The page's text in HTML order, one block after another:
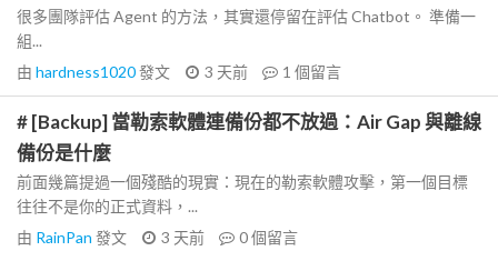
很多團隊評估 Agent 的方法，其實還停留在評估 Chatbot。 準備一
組...
由 hardness1020發文 3 天前 1 個留言
# [Backup] 當勒索軟體連備份都不放過：Air Gap 與離線
備份是什麼
前面幾篇提過一個殘酷的現實：現在的勒索軟體攻擊，第一個目標
往往不是你的正式資料，...
由 RainPan 發文 3 天前 0個留言